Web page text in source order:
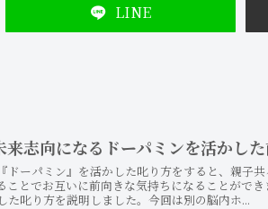
LINE
来志向になるドーパミンを活かし
ドーパミン』を活かした叱り方をすると、親子
ことでお互いに前向きな気持ちになることがで
た叱り方を説明しました。今回は別の脳内ホ...